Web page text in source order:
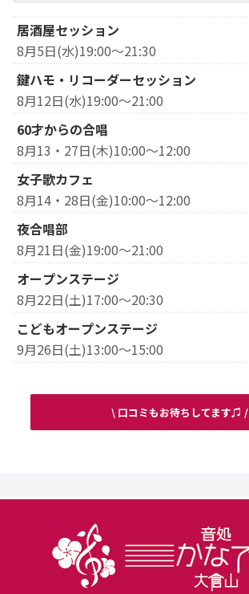
居酒屋セッション
8月5日(水)19:00～21:30
鍵ハモ・リコーダーセッション
8月12日(水)19:00～21:00
60才からの合唱
8月13・27日(木)10:00～12:00
女子歌カフェ
8月14・28日(金)10:00～12:00
夜合唱部
8月21日(金)19:00～21:00
オープンステージ
8月22日(土)17:00～20:30
こどもオープンステージ
9月26日(土)13:00～15:00
\ 口コミもお待ちしてます♫ /